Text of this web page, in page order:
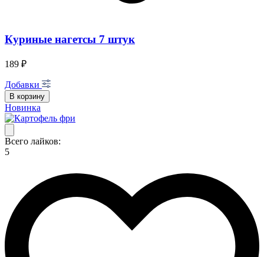
Куриные нагетсы 7 штук
189 ₽
Добавки
В корзину
Новинка
Всего лайков:
5